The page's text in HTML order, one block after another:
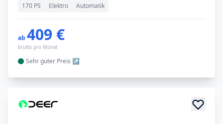
170 PS Elektro Automatik
ab 409 €
brutto pro Monat
Sehr guter Preis